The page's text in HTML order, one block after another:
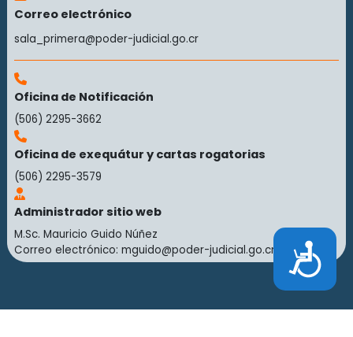
Accesibilidad
Correo electrónico
sala_primera@poder-judicial.go.cr
Oficina de Notificación
(506) 2295-3662
Oficina de exequátur y cartas rogatorias
(506) 2295-3579
Administrador sitio web
M.Sc. Mauricio Guido Núñez
Correo electrónico: mguido@poder-judicial.go.cr